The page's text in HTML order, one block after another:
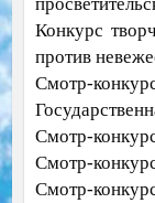
Конкурс
против
Смотр-
Смотр-
Смотр-
Смотр-